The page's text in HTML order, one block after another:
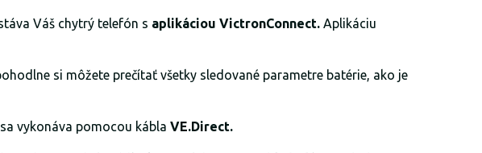
Váš chytrý telefón s aplikáciou VictronConnect. Aplikáciu
si môžete prečítať všetky sledované parametre batérie, ako je
vykonáva pomocou kábla VE.Direct.